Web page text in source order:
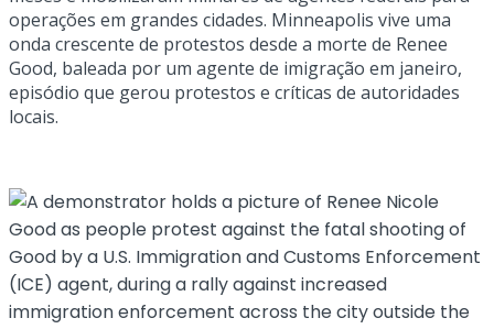
operações em grandes cidades. Minneapolis vive uma
onda crescente de protestos desde a morte de Renee
Good, baleada por um agente de imigração em janeiro,
episódio que gerou protestos e críticas de autoridades
locais.